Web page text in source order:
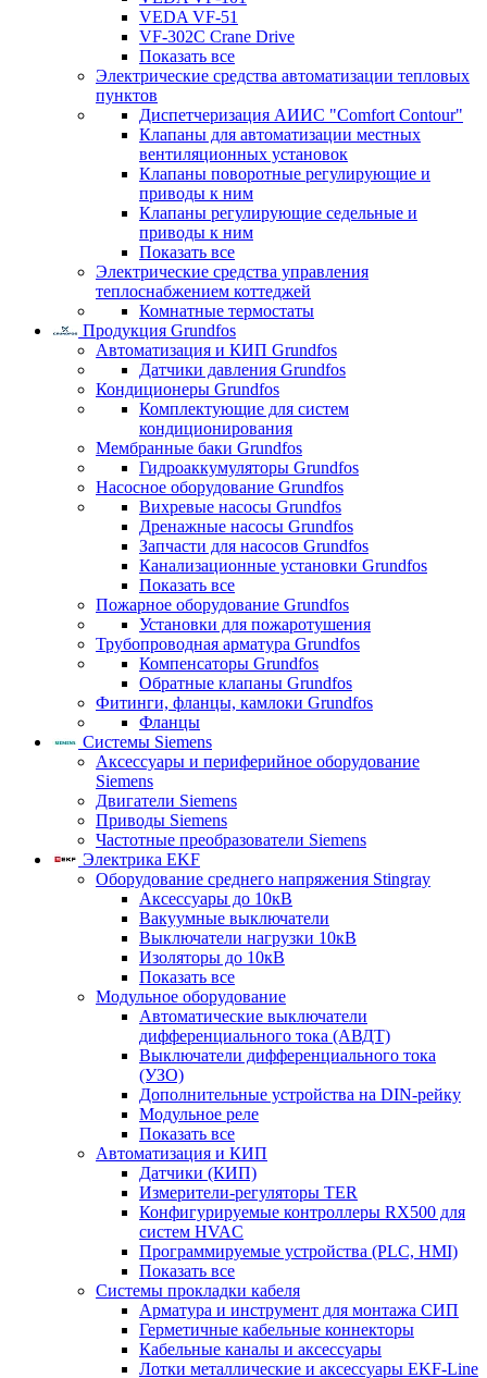
VEDA VF-51
VF-302C Crane Drive
Показать все
Электрические средства автоматизации тепловых
пунктов
Диспетчеризация АИИС "Comfort Contour"
Клапаны для автоматизации местных
вентиляционных установок
Клапаны поворотные регулирующие и
приводы к ним
Клапаны регулирующие седельные и
приводы к ним
Показать все
Электрические средства управления
теплоснабжением коттеджей
Комнатные термостаты
Продукция Grundfos
Автоматизация и КИП Grundfos
Датчики давления Grundfos
Кондиционеры Grundfos
Комплектующие для систем
кондиционирования
Мембранные баки Grundfos
Гидроаккумуляторы Grundfos
Насосное оборудование Grundfos
Вихревые насосы Grundfos
Дренажные насосы Grundfos
Запчасти для насосов Grundfos
Канализационные установки Grundfos
Показать все
Пожарное оборудование Grundfos
Установки для пожаротушения
Трубопроводная арматура Grundfos
Компенсаторы Grundfos
Обратные клапаны Grundfos
Фитинги, фланцы, камлоки Grundfos
Фланцы
Системы Siemens
Аксессуары и периферийное оборудование
Siemens
Двигатели Siemens
Приводы Siemens
Частотные преобразователи Siemens
Электрика EKF
Оборудование среднего напряжения Stingray
Аксессуары до 10кВ
Вакуумные выключатели
Выключатели нагрузки 10кВ
Изоляторы до 10кВ
Показать все
Модульное оборудование
Автоматические выключатели
дифференциального тока (АВДТ)
Выключатели дифференциального тока
(УЗО)
Дополнительные устройства на DIN-рейку
Модульное реле
Показать все
Автоматизация и КИП
Датчики (КИП)
Измерители-регуляторы TER
Конфигурируемые контроллеры RX500 для
систем HVAC
Программируемые устройства (PLC, HMI)
Показать все
Системы прокладки кабеля
Арматура и инструмент для монтажа СИП
Герметичные кабельные коннекторы
Кабельные каналы и аксессуары
Лотки металлические и аксессуары EKF-Line